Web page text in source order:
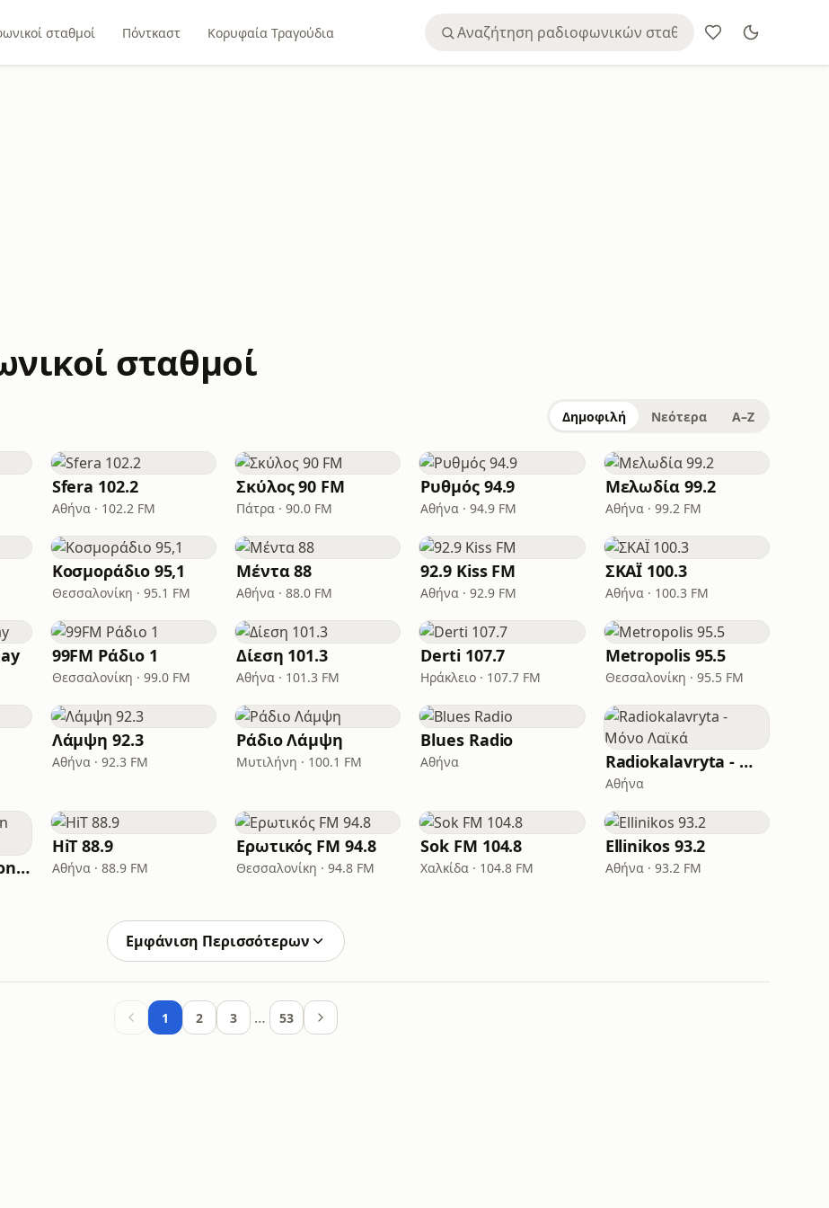
σταθμοί Πόντκαστ Κορυφαία Τραγούδια
σταθμοί
Δημοφιλή Νεότερα A–Z
Sfera 102.2
Αθήνα · 102.2 FM
Σκύλος 90 FM
Πάτρα · 90.0 FM
Ρυθμός 94.9
Αθήνα · 94.9 FM
Μελωδία 99.2
Αθήνα · 99.2 FM
Κοσμοράδιο 95,1
Θεσσαλονίκη · 95.1 FM
Μέντα 88
Αθήνα · 88.0 FM
92.9 Kiss FM
Αθήνα · 92.9 FM
ΣΚΑΪ 100.3
Αθήνα · 100.3 FM
99FM Ράδιο 1
Θεσσαλονίκη · 99.0 FM
Δίεση 101.3
Αθήνα · 101.3 FM
Derti 107.7
Ηράκλειο · 107.7 FM
Metropolis 95.5
Θεσσαλονίκη · 95.5 FM
Λάμψη 92.3
Αθήνα · 92.3 FM
Ράδιο Λάμψη
Μυτιλήνη · 100.1 FM
Blues Radio
Αθήνα Radiokalavryta - Μόνο Λαϊκά
Αθήνα
Arion Radio - Arion Laikos
HiT 88.9
Αθήνα · 88.9 FM
Ερωτικός FM 94.8
Θεσσαλονίκη · 94.8 FM
Sok FM 104.8
Χαλκίδα · 104.8 FM
Ellinikos 93.2
Αθήνα · 93.2 FM
Εμφάνιση Περισσότερων
1 2 3 … 53